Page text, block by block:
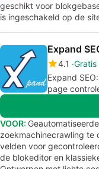
geschikt voor
is ingeschakeld op de
Expand
4.1 Gratis
Expand
page
VOOR:
zoekmachinecrawling te
velden voor
de blokeditor en